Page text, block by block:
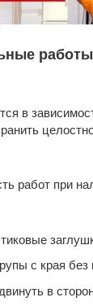
работы
в
работ при
с края без
в